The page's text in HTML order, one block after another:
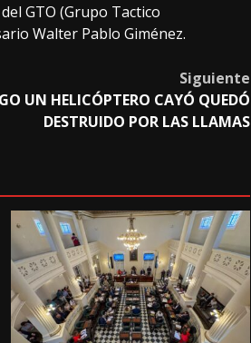
GTO (Grupo Tactico
Walter Pablo Giménez.
Siguiente
UN HELICÓPTERO CAYÓ QUEDÓ
DESTRUIDO POR LAS LLAMAS